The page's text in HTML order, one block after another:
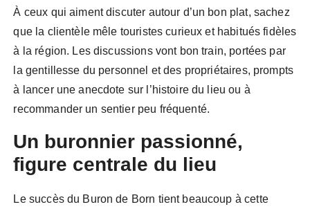
À ceux qui aiment discuter autour d’un bon plat, sachez
que la clientèle mêle touristes curieux et habitués fidèles
à la région. Les discussions vont bon train, portées par
la gentillesse du personnel et des propriétaires, prompts
à lancer une anecdote sur l’histoire du lieu ou à
recommander un sentier peu fréquenté.
Un buronnier passionné,
figure centrale du lieu
Le succès du Buron de Born tient beaucoup à cette